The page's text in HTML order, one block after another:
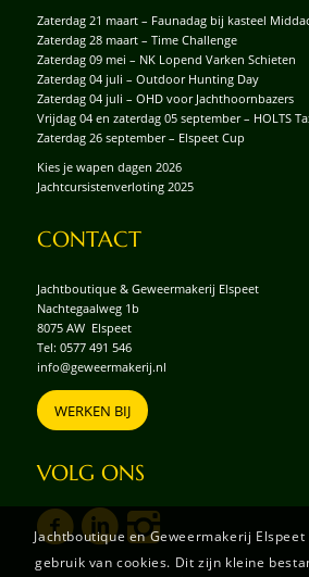
Zaterdag 21 maart – Faunadag bij kasteel
Zaterdag 28 maart – Time Challenge
Zaterdag 09 mei – NK Lopend Varken Schieten
Zaterdag 04 juli – Outdoor Hunting Day
Zaterdag 04 juli – OHD voor Jachthoornbazers
Vrijdag 04 en zaterdag 05 september – HOLTS
Zaterdag 26 september – Elspeet Cup
Kies je wapen dagen 2026
Jachtcursistenverloting 2025
CONTACT
Jachtboutique & Geweermakerij Elspeet
Nachtegaalweg 1b
8075 AW Elspeet
Tel: 0577 491 546
info@geweermakerij.nl
WERKEN BIJ
VOLG ONS
Jachtboutique en Geweermakerij
gebruik van cookies. Dit zijn kleine